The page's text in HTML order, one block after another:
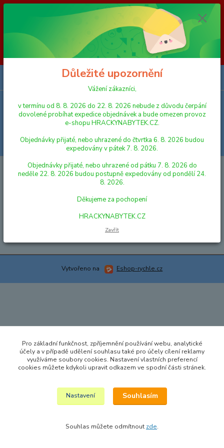
Vážení zákazníci, v termínu od 8. 8. 2026 do 23. 8. 2026 nebude z
důvodu čerpání dovolené probíhat expedice objednávek a bude omezen
provoz e-shopu HRACKYNABYTEK.CZ. Objednávky přijaté, nebo
uhrazené do čtvrtka 6. 8. 2026 budou expedovány v pátek 7. 8. 2026.
Objednávky přijaté, nebo uhrazené od pátku 7. 8. 2026 do neděle 23. 8.
2026 budou postupně expedovány od pondělí 24. 8. 2026. Děkujeme za
pochopení HRACKYNABYTEK.CZ
Menu
Hledat
LEGO LEGO® Trolls
Vytvořeno na Eshop-rychle.cz
Důležité upozornění
Vážení zákazníci,
v termínu od 8. 8. 2026 do 22. 8. 2026 nebude z důvodu čerpání
dovolené probíhat expedice objednávek a bude omezen provoz
e-shopu HRACKYNABYTEK.CZ.
Objednávky přijaté, nebo uhrazené do čtvrtka 6. 8. 2026 budou
expedovány v pátek 7. 8. 2026.
Objednávky přijaté, nebo uhrazené od pátku 7. 8. 2026 do
neděle 22. 8. 2026 budou postupně expedovány od pondělí 24.
8. 2026.
Děkujeme za pochopení
HRACKYNABYTEK.CZ
Zavřít
Pro základní funkčnost, zpříjemnění používání webu, analytické
účely a v případě udělení souhlasu také pro účely cílení reklamy
využíváme soubory cookies. Nastavení vlastních preferencí
cookies můžete kdykoli upravit odkazem ve spodní části stránek.
Nastavení Souhlasím
Souhlas můžete odmítnout zde.